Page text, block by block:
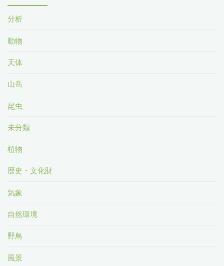
分析
動物
天体
山岳
昆虫
未分類
植物
歴史・文化財
気象
自然環境
野鳥
風景